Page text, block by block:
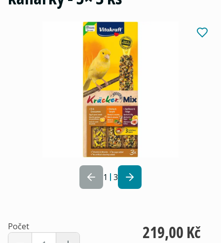
1 3
Počet 219,00 Kč